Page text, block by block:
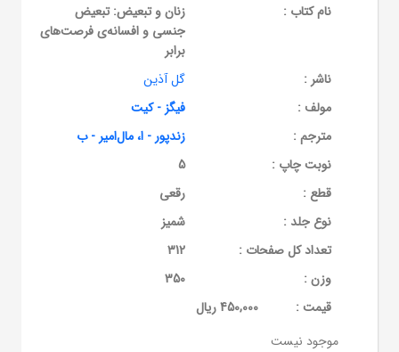
نام کتاب :
زنان و تبعیض: تبعیض
جنسی و افسانه‌ی فرصت‌های
برابر
ناشر :
گل آذین
مولف :
فیگز - کیت
مترجم :
زندپور - ا، مال‌امیر - ب
نوبت چاپ :
5
قطع :
رقعی
نوع جلد :
شمیز
تعداد کل صفحات :
312
وزن :
350
قيمت :
450,000 ریال
موجود نیست